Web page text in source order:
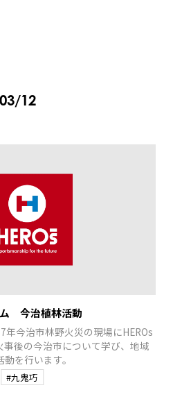
12
今治植林活動
年今治市林野火災の現場にHEROs
後の今治市について学び、地域
を行います。
#九鬼巧